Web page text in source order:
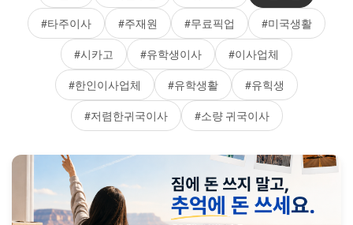
#타주이사 #주재원 #무료픽업 #미국생활
#시카고 #유학생이사 #이사업체
#한인이사업체 #유학생활 #유힉생
#저렴한귀국이사 #소량 귀국이사